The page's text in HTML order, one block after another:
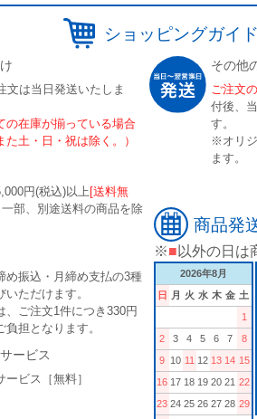
ショッピングガイ
文は当日発送いたしま
の在庫が揃っている場合
た土・日・祝は除く。）
円(税込)以上[送料無
部、別途送料の商品を除
め振込・月締め支払の3種
ただけます。
ご注文1件につき330円
担となります。
ービス
ビス［無料］
その他
ご注文
付後、
す。
※オリ
ます。
商品発
※■ 以外の日は
2026年8月
日
月 火 水 木 金 土
1
2
3 4 5 6 7
8
9 10 11 12 13 14 15
16 17 18 19 20 21 22
23 24 25 26 27 28 29